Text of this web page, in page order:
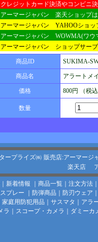
クレジットカード決済やコンビニ
アーマージャパン 楽天ショップ
アーマージャパン YAHOOショッ
アーマージャパン WOWMA(ワウ
アーマージャパン ショップサー
商品ID SUKIMA-
商品名 アラートメ
価格 800円 （税
数量
ープライズ㈱ 販売店:アーマージ
楽天店
｜ 新着情報 商品一覧｜ 注文方法
プレー 防弾商品 防刃ウェア
家庭用防犯用品 サスマタ
アラ
ラ
スコープ・カメラ ダミーカ